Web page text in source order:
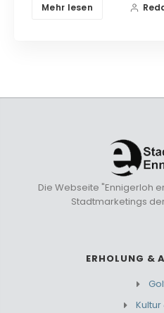
Mehr lesen
Die Webseite "Ennigerloh
Stadtmarketings
ERHOLUNG &
Kultur